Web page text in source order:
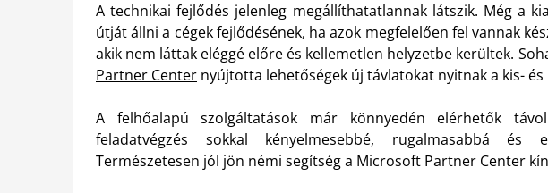
A technikai fejlődés jelenleg megállíthatatlannak látszik. Még a
útját állni a cégek fejlődésének, ha azok megfelelően fel vannak
akik nem láttak eléggé előre és kellemetlen helyzetbe kerültek.
Partner Center nyújtotta lehetőségek új távlatokat nyitnak a kis-
A felhőalapú szolgáltatások már könnyedén elérhetők
feladatvégzés sokkal kényelmesebbé, rugalmasabbá és
Természetesen jól jön némi segítség a Microsoft Partner Center